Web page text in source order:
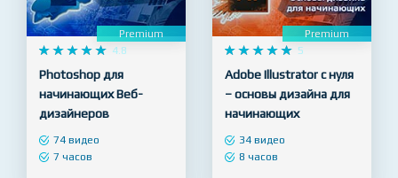
NEW
    
     4.8
Photoshop для
начинающих Веб-
дизайнеров
NEW
Premium
    
     5
Adobe Illustrator с нуля
– основы дизайна для
начинающих